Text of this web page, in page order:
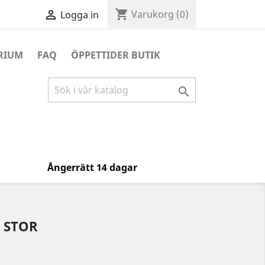
 Logga in shopping_cart Varukorg (0)
FAQ ÖPPETTIDER BUTIK

Ångerrätt 14 dagar